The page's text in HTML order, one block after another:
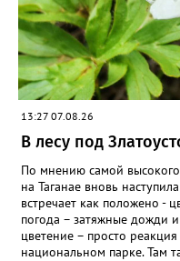
13:27 07.08.26
В лесу под
По мнению самой
на Таганае вновь
встречает как положено -
погода – затяжные дожди
цветение – просто
национальном парке. Там